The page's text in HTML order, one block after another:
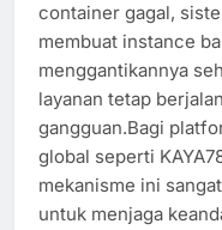
container gagal,
membuat instance
menggantikannya
layanan tetap
gangguan.Bagi
global seperti
mekanisme ini
untuk menjaga